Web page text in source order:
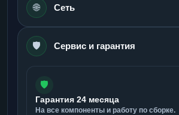
🌐 Сеть
🛡️ Сервис и гарантия
🛡️
Гарантия 24 месяца
На все компоненты и работу по сборке.